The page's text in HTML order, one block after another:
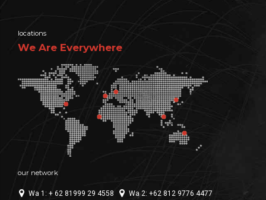
locations
We Are Everywhere
our network
Wa 1: + 62 81999 29 4558 Wa 2: +62 812 9776 4477